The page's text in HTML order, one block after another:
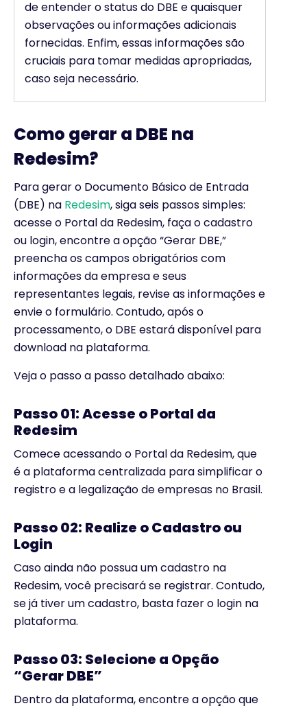
de entender o status do DBE e quaisquer
observações ou informações adicionais
fornecidas. Enfim, essas informações são
cruciais para tomar medidas apropriadas,
caso seja necessário.
Como gerar a DBE na
Redesim?
Para gerar o Documento Básico de Entrada
(DBE) na Redesim, siga seis passos simples:
acesse o Portal da Redesim, faça o cadastro
ou login, encontre a opção “Gerar DBE,”
preencha os campos obrigatórios com
informações da empresa e seus
representantes legais, revise as informações e
envie o formulário. Contudo, após o
processamento, o DBE estará disponível para
download na plataforma.
Veja o passo a passo detalhado abaixo:
Passo 01: Acesse o Portal da
Redesim
Comece acessando o Portal da Redesim, que
é a plataforma centralizada para simplificar o
registro e a legalização de empresas no Brasil.
Passo 02: Realize o Cadastro ou
Login
Caso ainda não possua um cadastro na
Redesim, você precisará se registrar. Contudo,
se já tiver um cadastro, basta fazer o login na
plataforma.
Passo 03: Selecione a Opção
“Gerar DBE”
Dentro da plataforma, encontre a opção que